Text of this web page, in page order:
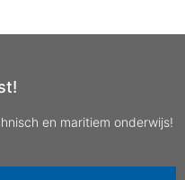
en maritiem onderwijs!